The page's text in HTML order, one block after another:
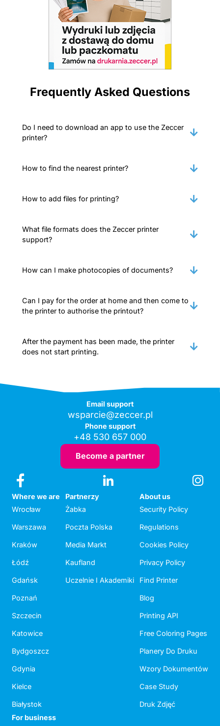
Frequently Asked Questions
Do I need to download an app to use the Zeccer
printer?
How to find the nearest printer?
How to add files for printing?
What file formats does the Zeccer printer
support?
How can I make photocopies of documents?
Can I pay for the order at home and then come to
the printer to authorise the printout?
After the payment has been made, the printer
does not start printing.
Email support
wsparcie@zeccer.pl
Phone support
+48 530 657 000
Become a partner
Where we are
Wrocław
Warszawa
Kraków
Łódź
Gdańsk
Poznań
Szczecin
Katowice
Bydgoszcz
Gdynia
Kielce
Białystok
Partnerzy
Żabka
Poczta Polska
Media Markt
Kaufland
Uczelnie I Akademiki
About us
Security Policy
Regulations
Cookies Policy
Privacy Policy
Find Printer
Blog
Printing API
Free Coloring Pages
Planery Do Druku
Wzory Dokumentów
Case Study
Druk Zdjęć
For business